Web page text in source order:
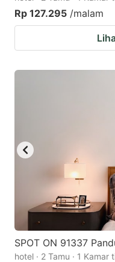
Rp 127.295 /malam
SPOT ON 91337
hotel · 2 Tamu · 1 Kamar